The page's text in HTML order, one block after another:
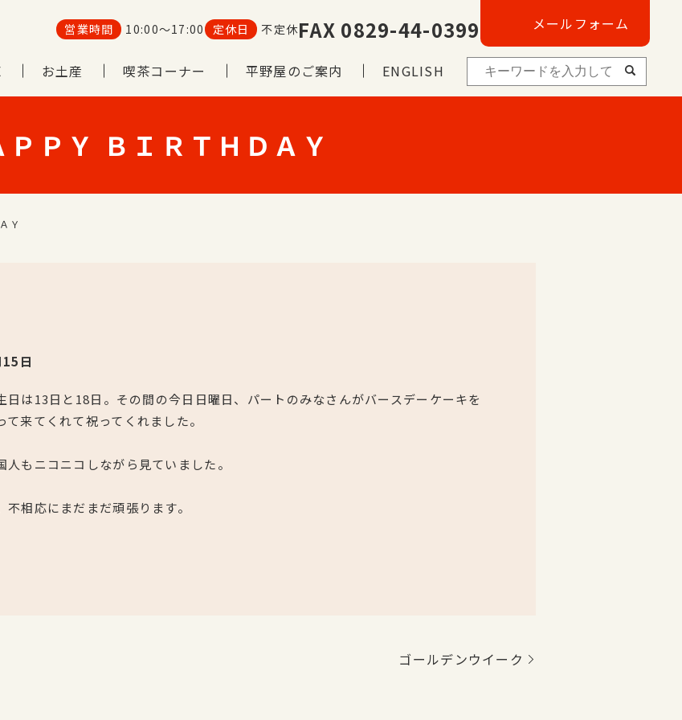
お土産 喫茶コーナー 平野屋のご案内 ENGLISH
営業時間 10:00～17:00 定休日 不定休FAX 0829-44-0399 メールフォーム
ＰＰＹ ＢＩＲＴＨＤＡＹ
Ｙ
15日
日は13日と18日。その間の今日日曜日、パートのみなさんがバースデーケーキを
て来てくれて祝ってくれました。
人もニコニコしながら見ていました。
不相応にまだまだ頑張ります。
ゴールデンウイーク